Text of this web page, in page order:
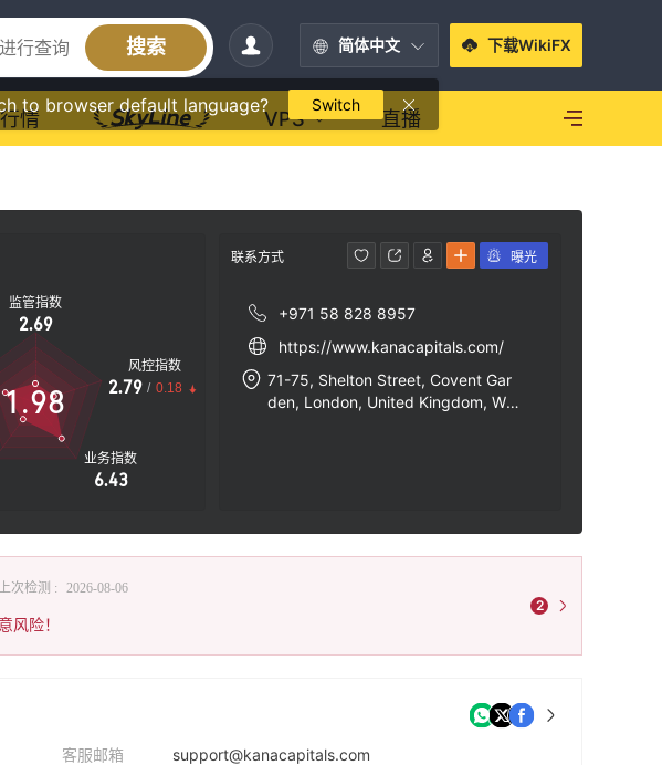
搜索 简体中文
to browser default language? Switch
下载WikiFX
行情 VPS 直播
监管指数
2.69
业务指数
6.43
风控指数
2.79 / 0.18
1.98
联系方式
+971 58 828 8957
https://www.kanacapitals.com/
71-75, Shelton Street, Covent Gar
den, London, United Kingdom, WC
曝光
上次检测 : 2026-08-06
风险！
2
客服邮箱
support@kanacapitals.com